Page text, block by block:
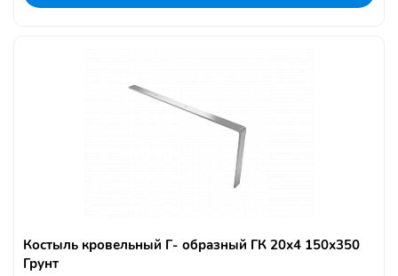
Костыль кровельный Г- образный ГК 20х4 150х350
Грунт